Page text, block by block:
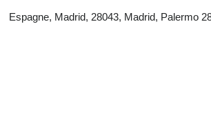
Espagne, Madrid, 28043, Madrid, Palermo